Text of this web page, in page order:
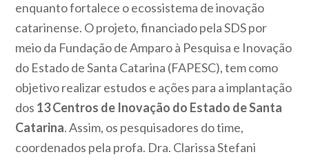
enquanto fortalece o ecossistema de inovação
catarinense. O projeto, financiado pela SDS por
meio da Fundação de Amparo à Pesquisa e Inovação
do Estado de Santa Catarina (FAPESC), tem como
objetivo realizar estudos e ações para a implantação
dos 13 Centros de Inovação do Estado de Santa
Catarina. Assim, os pesquisadores do time,
coordenados pela profa. Dra. Clarissa Stefani